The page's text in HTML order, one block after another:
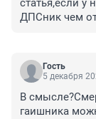
статья,если
ДПСник чем
Гость
5 декабря
В
гаишника